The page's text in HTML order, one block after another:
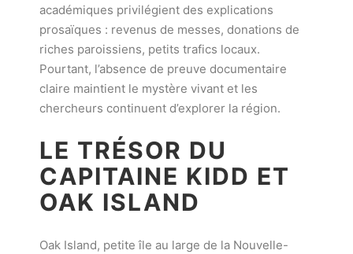
académiques privilégient des explications
prosaïques : revenus de messes, donations de
riches paroissiens, petits trafics locaux.
Pourtant, l’absence de preuve documentaire
claire maintient le mystère vivant et les
chercheurs continuent d’explorer la région.
LE TRÉSOR DU
CAPITAINE KIDD ET
OAK ISLAND
Oak Island, petite île au large de la Nouvelle-